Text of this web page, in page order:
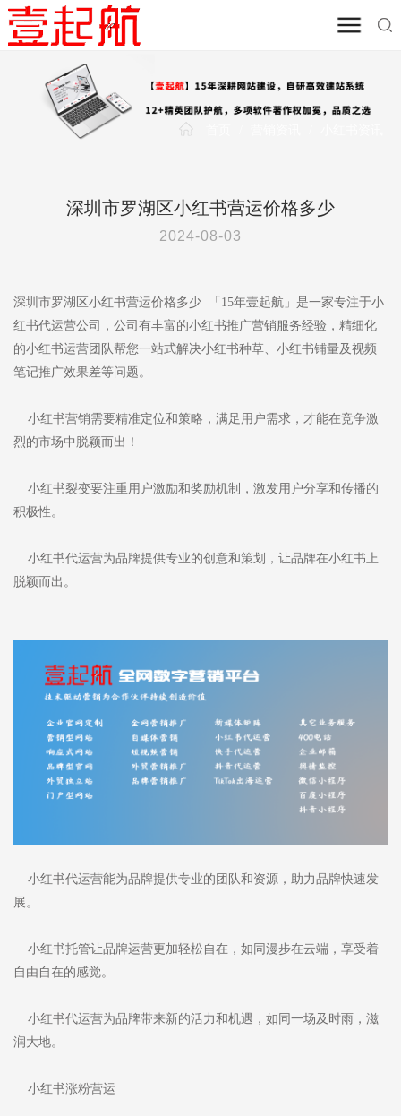
深圳市罗湖区小红书营运价格多少
2024-08-03
深圳市罗湖区小红书营运价格多少 「15年壹起航」是一家专注于小
红书代运营公司，公司有丰富的小红书推广营销服务经验，精细化
的小红书运营团队帮您一站式解决小红书种草、小红书铺量及视频
笔记推广效果差等问题。
小红书营销需要精准定位和策略，满足用户需求，才能在竞争激
烈的市场中脱颖而出！
小红书裂变要注重用户激励和奖励机制，激发用户分享和传播的
积极性。
小红书代运营为品牌提供专业的创意和策划，让品牌在小红书上
脱颖而出。
小红书代运营能为品牌提供专业的团队和资源，助力品牌快速发
展。
小红书托管让品牌运营更加轻松自在，如同漫步在云端，享受着
自由自在的感觉。
小红书代运营为品牌带来新的活力和机遇，如同一场及时雨，滋
润大地。
小红书涨粉营运